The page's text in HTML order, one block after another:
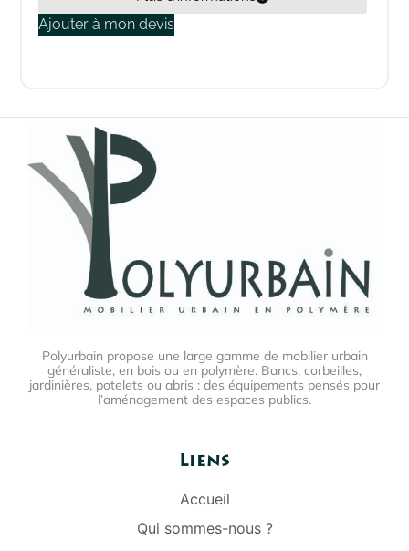
Ajouter à mon devis
Polyurbain propose une large gamme de mobilier urbain
généraliste, en bois ou en polymère. Bancs, corbeilles,
jardinières, potelets ou abris : des équipements pensés pour
l’aménagement des espaces publics.
Liens
Accueil
Qui sommes-nous ?